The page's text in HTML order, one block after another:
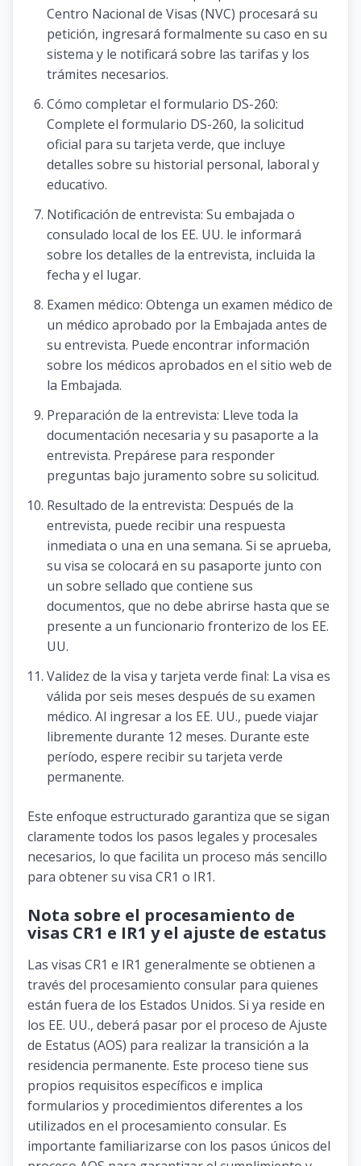
Centro Nacional de Visas (NVC) procesará su
petición, ingresará formalmente su caso en su
sistema y le notificará sobre las tarifas y los
trámites necesarios.
Cómo completar el formulario DS-260:
Complete el formulario DS-260, la solicitud
oficial para su tarjeta verde, que incluye
detalles sobre su historial personal, laboral y
educativo.
Notificación de entrevista: Su embajada o
consulado local de los EE. UU. le informará
sobre los detalles de la entrevista, incluida la
fecha y el lugar.
Examen médico: Obtenga un examen médico de
un médico aprobado por la Embajada antes de
su entrevista. Puede encontrar información
sobre los médicos aprobados en el sitio web de
la Embajada.
Preparación de la entrevista: Lleve toda la
documentación necesaria y su pasaporte a la
entrevista. Prepárese para responder
preguntas bajo juramento sobre su solicitud.
Resultado de la entrevista: Después de la
entrevista, puede recibir una respuesta
inmediata o una en una semana. Si se aprueba,
su visa se colocará en su pasaporte junto con
un sobre sellado que contiene sus
documentos, que no debe abrirse hasta que se
presente a un funcionario fronterizo de los EE.
UU.
Validez de la visa y tarjeta verde final: La visa es
válida por seis meses después de su examen
médico. Al ingresar a los EE. UU., puede viajar
libremente durante 12 meses. Durante este
período, espere recibir su tarjeta verde
permanente.
Este enfoque estructurado garantiza que se sigan
claramente todos los pasos legales y procesales
necesarios, lo que facilita un proceso más sencillo
para obtener su visa CR1 o IR1.
Nota sobre el procesamiento de
visas CR1 e IR1 y el ajuste de estatus
Las visas CR1 e IR1 generalmente se obtienen a
través del procesamiento consular para quienes
están fuera de los Estados Unidos. Si ya reside en
los EE. UU., deberá pasar por el proceso de Ajuste
de Estatus (AOS) para realizar la transición a la
residencia permanente. Este proceso tiene sus
propios requisitos específicos e implica
formularios y procedimientos diferentes a los
utilizados en el procesamiento consular. Es
importante familiarizarse con los pasos únicos del